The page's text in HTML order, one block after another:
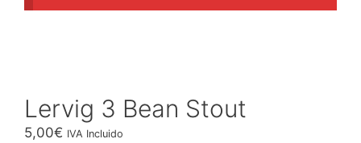
Lervig 3 Bean Stout
5,00€ IVA Incluido